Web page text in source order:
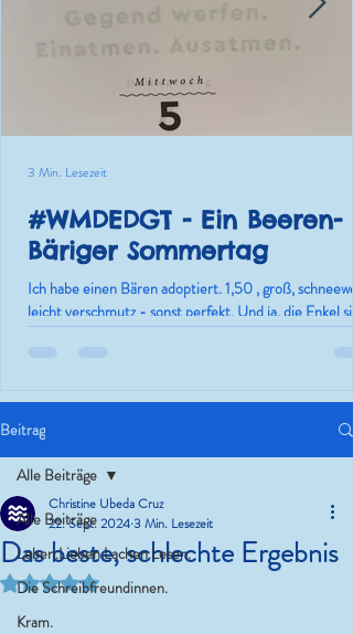
#WMDEDGT - Ein Beeren-
Bäriger Sommertag
Ich habe einen Bären adoptiert. 1,50 , groß,
leicht verschmutz - sonst perfekt. Und ja, die Enkel
3 Min. Lesezeit
Beitrag
Alle Beiträge
Leben.Lieben.Lachen.Lesen.
Die Schreibfreundinnen.
Kram.
Alle Beiträge
Das beste, schlechte Ergebnis
Christine Ubeda Cruz
22. Sept. 20243 Min. Lesezeit
Mit NaN von 5 Sternen bewertet.